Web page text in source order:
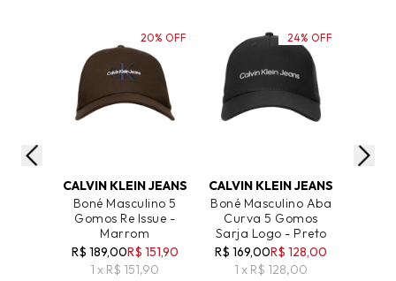
CALVIN KLEIN JEANS
Boné Masculino 5
Gomos Re Issue -
Marrom
R$ 189,00R$ 151,90
1 x R$ 151,90
20% OFF
CALVIN KLEIN JEANS
Boné Masculino Aba
Curva 5 Gomos
Sarja Logo - Preto
R$ 169,00R$ 128,00
1 x R$ 128,00
24% OFF